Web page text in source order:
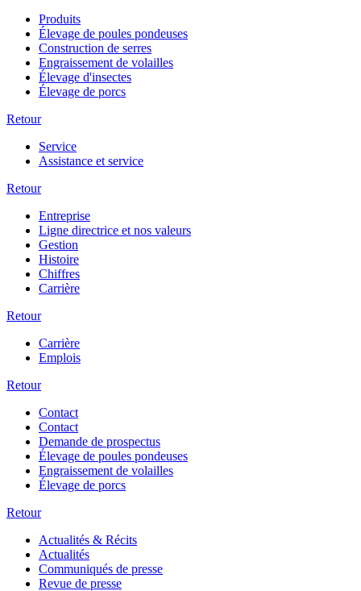
Produits
Élevage de poules pondeuses
Construction de serres
Engraissement de volailles
Élevage d'insectes
Élevage de porcs
Retour
Service
Assistance et service
Retour
Entreprise
Ligne directrice et nos valeurs
Gestion
Histoire
Chiffres
Carrière
Retour
Carrière
Emplois
Retour
Contact
Contact
Demande de prospectus
Élevage de poules pondeuses
Engraissement de volailles
Élevage de porcs
Retour
Actualités & Récits
Actualités
Communiqués de presse
Revue de presse